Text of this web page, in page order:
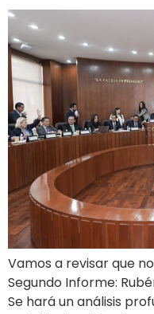
Vamos a revisar que
Segundo Informe:
Se hará un análisis